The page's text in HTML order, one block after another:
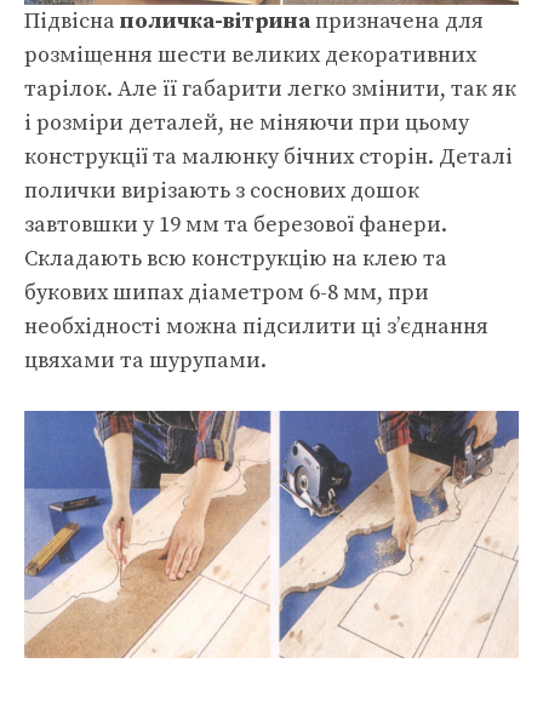
Підвіснаполичка-вітринапризначена для
розміщення шести великих декоративних
тарілок. Але її габарити легко змінити, так як
і розміри деталей, не міняючи при цьому
конструкції та малюнку бічних сторін. Деталі
полички вирізають з соснових дошок
завтовшки у 19 мм та березової фанери.
Складають всю конструкцію на клею та
букових шипах діаметром 6-8 мм, при
необхідності можна підсилити ці з’єднання
цвяхами та шурупами.